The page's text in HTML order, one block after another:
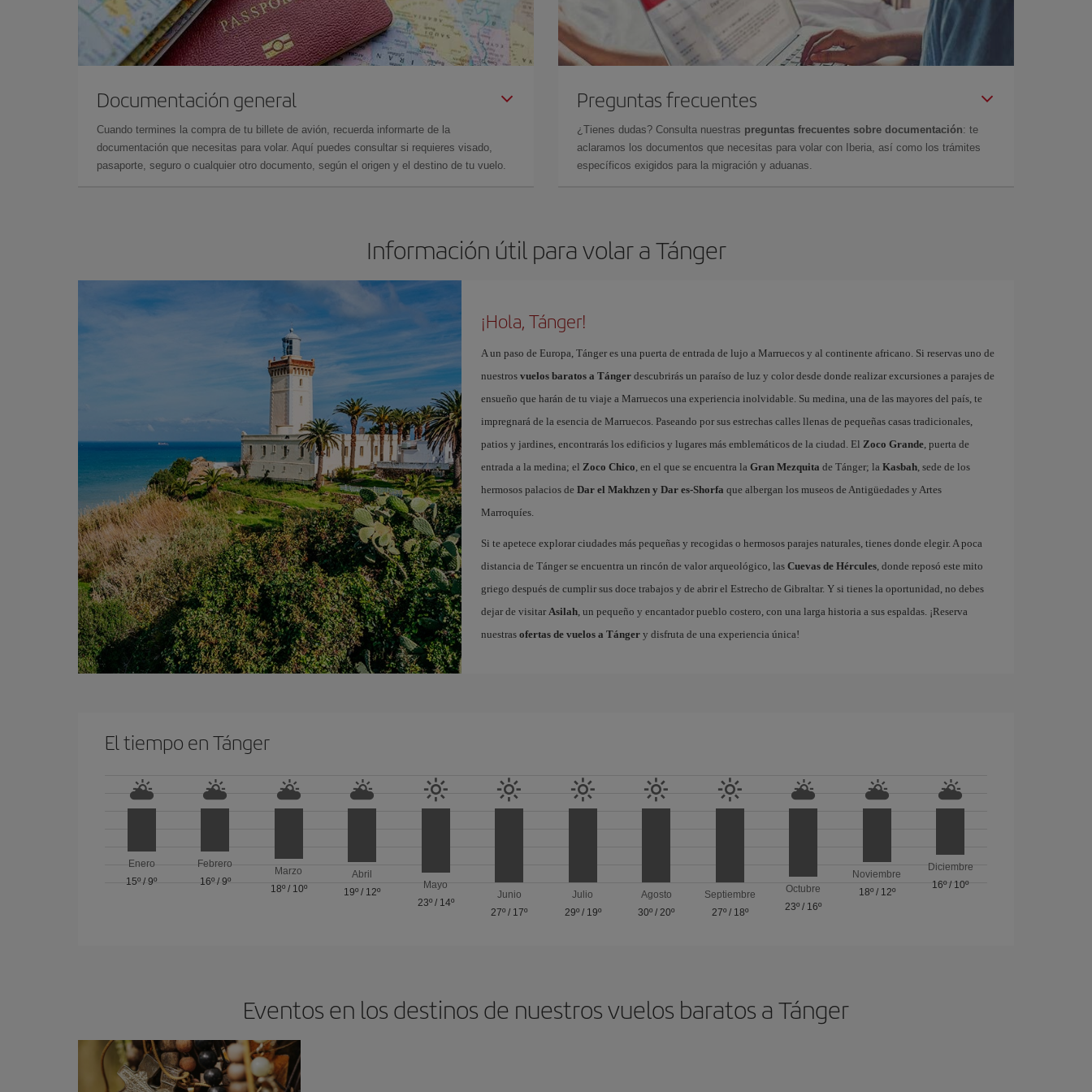
Documentación general
Cuando termines la compra de tu billete de avión, recuerda informarte de la
documentación que necesitas para volar. Aquí puedes consultar si requieres visado,
pasaporte, seguro o cualquier otro documento, según el origen y el destino de tu vuelo.
Preguntas frecuentes
¿Tienes dudas? Consulta nuestras preguntas frecuentes sobre documentación: te
aclaramos los documentos que necesitas para volar con Iberia, así como los trámites
específicos exigidos para la migración y aduanas.
Información útil para volar a Tánger
¡Hola, Tánger!
A un paso de Europa, Tánger es una puerta de entrada de lujo a Marruecos y al continente africano. Si reservas uno de
nuestros vuelos baratos a Tángerdescubrirás un paraíso de luz y color desde donde realizar excursiones a parajes de
ensueño que harán de tu viaje a Marruecos una experiencia inolvidable. Su medina, una de las mayores del país, te
impregnará de la esencia de Marruecos. Paseando por sus estrechas calles llenas de pequeñas casas tradicionales,
patios y jardines, encontrarás los edificios y lugares más emblemáticos de la ciudad. El Zoco Grande, puerta de
entrada a la medina; el Zoco Chico, en el que se encuentra la Gran Mezquita de Tánger; la Kasbah, sede de los
hermosos palacios de Dar el Makhzen y Dar es-Shorfa que albergan los museos de Antigüedades y Artes
Marroquíes.
Si te apetece explorar ciudades más pequeñas y recogidas o hermosos parajes naturales, tienes donde elegir. A poca
distancia de Tánger se encuentra un rincón de valor arqueológico, las Cuevas de Hércules, donde reposó este mito
griego después de cumplir sus doce trabajos y de abrir el Estrecho de Gibraltar. Y si tienes la oportunidad, no debes
dejar de visitar Asilah, un pequeño y encantador pueblo costero, con una larga historia a sus espaldas. ¡Reserva
nuestras ofertas de vuelos a Tángery disfruta de una experiencia única!
El tiempo en Tánger
Enero
15º /9º
Febrero
16º/ 9º
Marzo
18º/ 10º
Abril
19º / 12º
Mayo
23º/ 14º
Junio
27º / 17º
Julio
29º/ 19º
Agosto
30º /20º
Septiembre
27º/ 18º
Octubre
23º / 16º
Noviembre
18º/ 12º
Diciembre
16º/ 10º
Eventos en los destinos de nuestros vuelos baratos a Tánger